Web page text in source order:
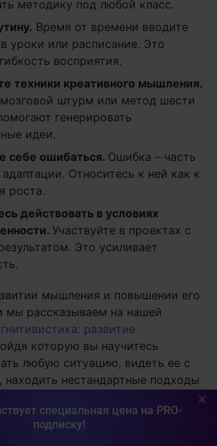
методику под любой класс.
Время от времени вводите
уроки или расписание. Это
восприятия.
техники креативного мышления.
штурм или метод шести
генерировать
идеи.
себе ошибаться. Ошибка – часть
Относитесь к ней как к
роста.
действовать в условиях
Участвуйте в проектах с
Это усиливает
мышления и повышении его
мы рассказываем на нашей
развитие
которую вы научитесь
любую ситуацию, видеть ее с
находить нестандартные подходы
выходить за рамки
мыслить гибко и
×
специальная цена на PRO-
подписку!